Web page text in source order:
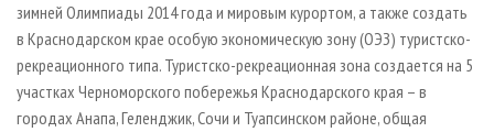
зимней Олимпиады 2014 года и мировым курортом, а также создать
в Краснодарском крае особую экономическую зону (ОЭЗ) туристско-
рекреационного типа. Туристско-рекреационная зона создается на 5
участках Черноморского побережья Краснодарского края – в
городах Анапа, Геленджик, Сочи и Туапсинском районе, общая